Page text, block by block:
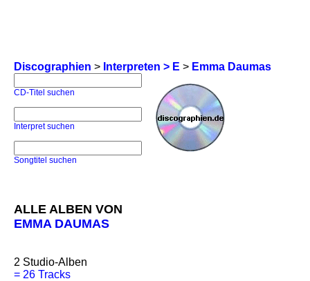
Discographien > Interpreten > E > Emma Daumas
CD-Titel suchen
Interpret suchen
Songtitel suchen
ALLE ALBEN VON
EMMA DAUMAS
2 Studio-Alben
= 26 Tracks